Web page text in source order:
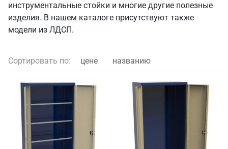
инструментальные стойки и многие другие полезные
изделия. В нашем каталоге присутствуют также
модели из ЛДСП.
Сортировать по: цене названию